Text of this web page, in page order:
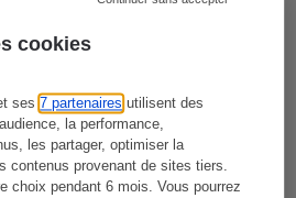
cookies
ses7 partenaires utilisent des
la performance,
les partager, optimiser la
contenus provenant de sites tiers.
choix pendant 6 mois. Vous pourrez
géolocalisés
prix